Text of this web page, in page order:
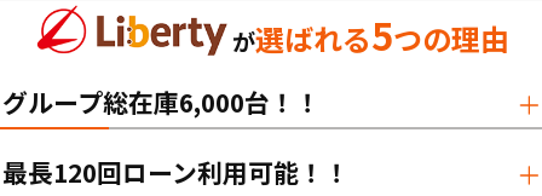
が選ばれる5つの理由
グループ総在庫6,000台！！
最長120回ローン利用可能！！